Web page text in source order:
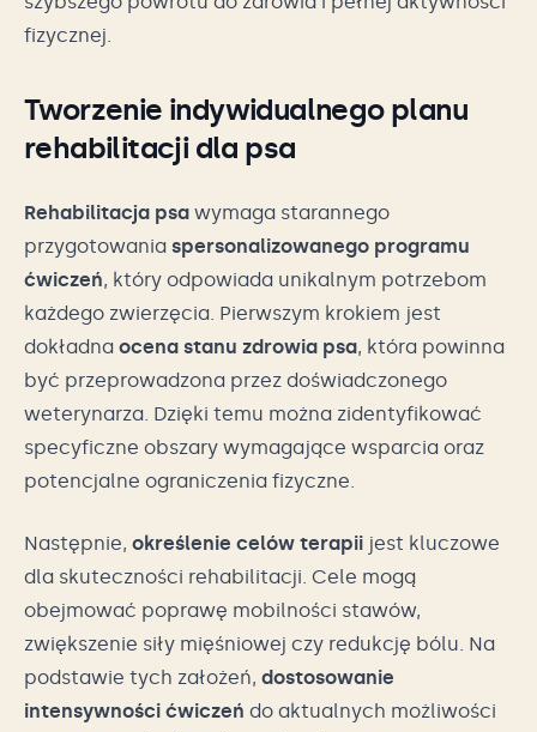
fizycznej.
Tworzenie indywidualnego planu
rehabilitacji dla psa
Rehabilitacja psa wymaga starannego
przygotowania spersonalizowanego programu
ćwiczeń, który odpowiada unikalnym potrzebom
każdego zwierzęcia. Pierwszym krokiem jest
dokładna ocena stanu zdrowia psa, która powinna
być przeprowadzona przez doświadczonego
weterynarza. Dzięki temu można zidentyfikować
specyficzne obszary wymagające wsparcia oraz
potencjalne ograniczenia fizyczne.
Następnie, określenie celów terapii jest kluczowe
dla skuteczności rehabilitacji. Cele mogą
obejmować poprawę mobilności stawów,
zwiększenie siły mięśniowej czy redukcję bólu. Na
podstawie tych założeń, dostosowanie
intensywności ćwiczeń do aktualnych możliwości